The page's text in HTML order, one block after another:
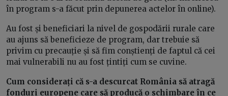
în program s-a făcut prin depunerea actelor în online).
Au fost și beneficiari la nivel de gospodării rurale care
au ajuns să beneficieze de program, dar trebuie să
privim cu precauție și să fim conștienți de faptul că cei
mai vulnerabili nu au fost țintiți cum se cuvine.
Cum considerați că s-a descurcat România să atragă
fonduri europene care să producă o schimbare în ce